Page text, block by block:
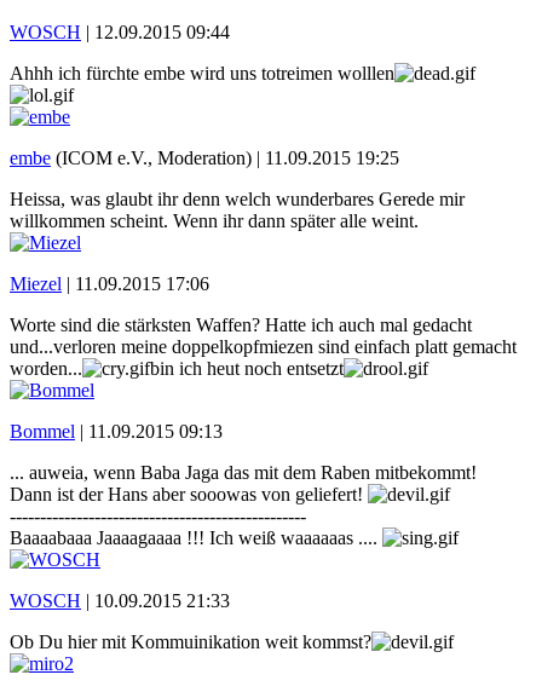
WOSCH | 12.09.2015 09:44
Ahhh ich fürchte embe wird uns totreimen wolllen
embe (ICOM e.V., Moderation) | 11.09.2015 19:25
Heissa, was glaubt ihr denn welch wunderbares Gerede mir
willkommen scheint. Wenn ihr dann später alle weint.
Miezel | 11.09.2015 17:06
Worte sind die stärksten Waffen? Hatte ich auch mal gedacht
und...verloren meine doppelkopfmiezen sind einfach platt gemacht
worden...
bin ich heut noch entsetzt
Bommel | 11.09.2015 09:13
... auweia, wenn Baba Jaga das mit dem Raben mitbekommt!
Dann ist der Hans aber sooowas von geliefert!
-------------------------------------------------
Baaaabaaa Jaaaagaaaa !!! Ich weiß waaaaaas ....
WOSCH | 10.09.2015 21:33
Ob Du hier mit Kommuinikation weit kommst?